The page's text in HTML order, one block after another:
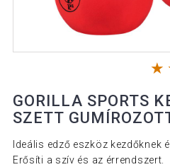
GORILLA SPORTS
SZETT
Ideális edző eszköz
Erősíti a szív és az érrendszert.